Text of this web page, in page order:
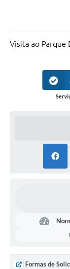
Perguntas e
Compra Direta
Pesquisa
Uso de Internet e
Plano Municipal de
Arquivos para
Visita ao Parque
Formas de